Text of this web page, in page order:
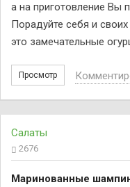
а на приготовление Вы
Порадуйте себя и
это замечательные
Просмотр
Салаты
2676
Маринованные